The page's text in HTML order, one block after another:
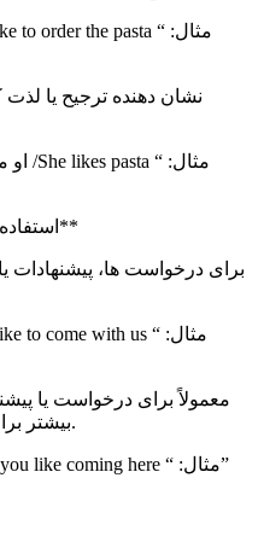
– مثال: “ to order the pasta
– مثال: “ She likes pasta/ او
3. **استفاده در درخواست ها و پیشنهادات**
– مثال: “ to come with us
بیشتر برای بیان علاقه یا پسند عمومی است.
– مثال: “ like coming here ?اینجا آمدن را دوست داری؟”